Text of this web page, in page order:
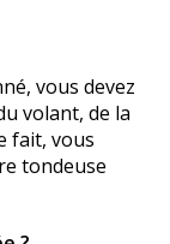
vous devez
volant, de la
fait, vous
tondeuse